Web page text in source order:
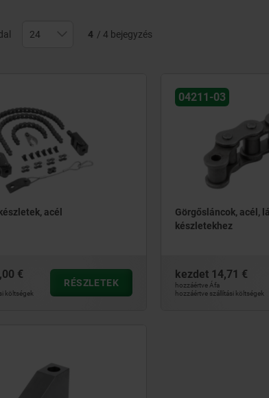
4 / 4 bejegyzés
acél
€
költségek
RÉSZLETEK
04211-03
Görgősláncok, acél,
készletekhez
kezdet 14,71 €
hozzáértve Áfa
hozzáértve szállítási költségek